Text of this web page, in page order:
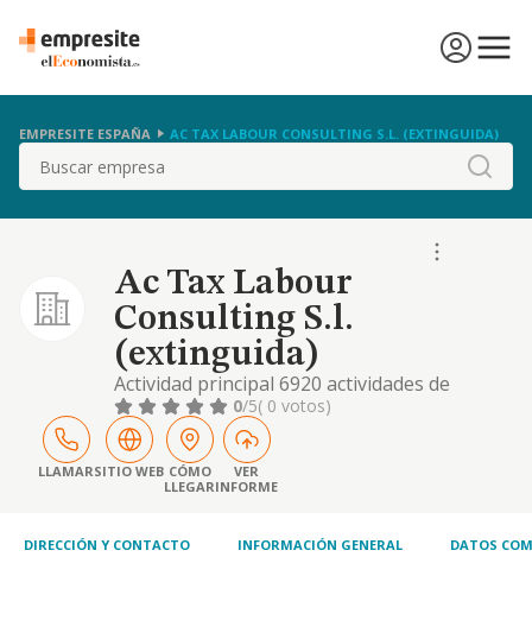
EMPRESITE ESPAÑA AC TAX LABOUR CONSULTING S.L. (EXTINGUIDA)
Buscar
Ac Tax Labour
Consulting S.l.
(extinguida)
Actividad principal 6920 actividades de
contabilidad, teneduria de libros, auditoria y
asesoria fiscal
0/5( 0 votos)
LLAMARSITIO WEB CÓMO
LLEGAR
VER
INFORME
DIRECCIÓN Y CONTACTO INFORMACIÓN GENERAL DATOS